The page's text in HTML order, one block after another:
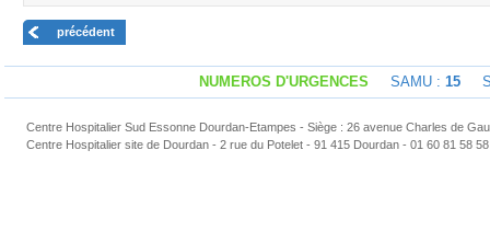
précédent
NUMEROS D'URGENCES SAMU : 15
Centre Hospitalier Sud Essonne Dourdan-Etampes - Siège : 26 avenue Charles de
Centre Hospitalier site de Dourdan - 2 rue du Potelet - 91 415 Dourdan - 01 60 81 58 58